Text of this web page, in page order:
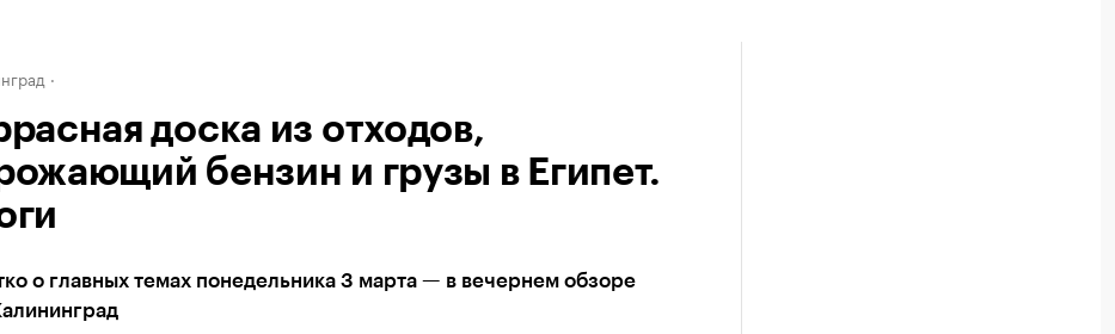
доска из отходов,
бензин и грузы в Египет.
о главных темах понедельника 3 марта — в вечернем обзоре